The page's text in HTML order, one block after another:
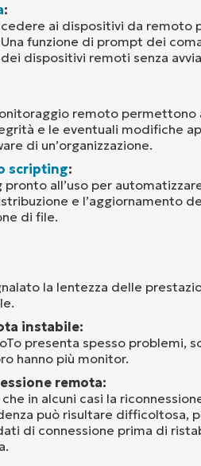
:
ai dispositivi da remoto
funzione di prompt dei
dispositivi remoti senza
remoto permettono
e le eventuali modifiche
di un’organizzazione.
scripting:
pronto all’uso per
e l’aggiornamento
di file.
la lentezza delle
instabile:
presenta spesso problemi,
hanno più monitor.
remota:
in alcuni casi la
può risultare difficoltosa,
di connessione prima di